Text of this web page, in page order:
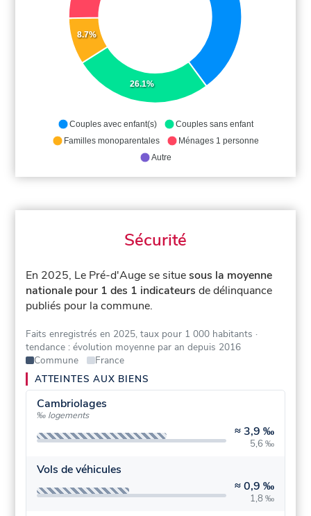
26.1%
8.7%
Couples avec enfant(s)
Couples sans enfant
Familles monoparentales
Ménages 1 personne
Autre
Sécurité
En 2025, Le Pré-d'Auge se situesous la moyenne
nationale pour 1 des 1 indicateurs de délinquance
publiés pour la commune.
Faits enregistrés en 2025, taux pour 1 000 habitants ·
tendance : évolution moyenne par an depuis 2016
Commune
France
ATTEINTES AUX BIENS
Cambriolages
‰ logements
≈ 3,9 ‰
5,6 ‰
Vols de véhicules
≈0,9 ‰
1,8 ‰